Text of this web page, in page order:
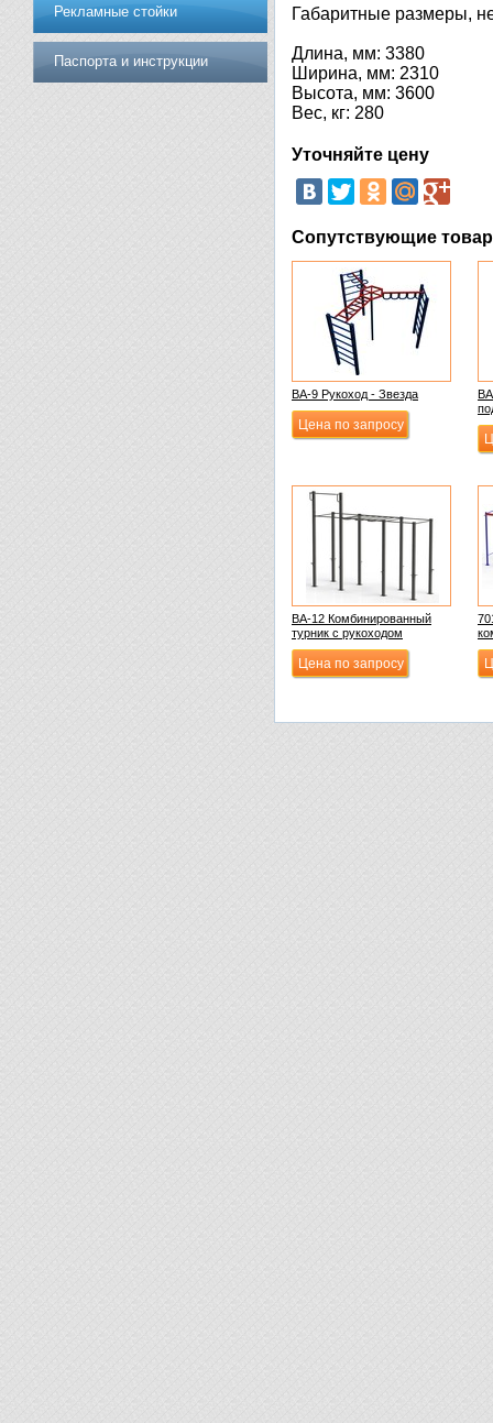
Габаритные размеры,
Длина, мм: 3380
Ширина, мм: 2310
Высота, мм: 3600
Вес, кг: 280
Уточняйте цену
Сопутствующие
ВА-9 Рукоход - Звезда
Цена по запросу
ВА-12 Комбинированный
турник с рукоходом
Цена по запросу
Рекламные стойки
Паспорта и инструкции